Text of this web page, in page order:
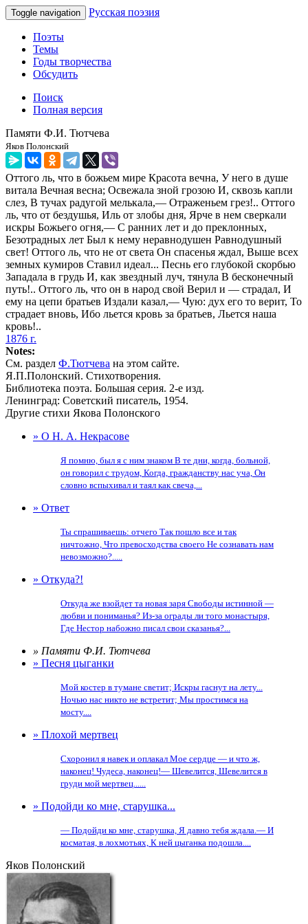
Toggle navigation Русская поэзия
Поэты
Темы
Годы творчества
Обсудить
Поиск
Полная версия
Памяти Ф.И. Тютчева
Яков Полонский
Оттого ль, что в божьем мире Красота вечна, У него в душе
витала Вечная весна; Освежала зной грозою И, сквозь капли
слез, В тучах радугой мелькала,— Отраженьем грез!.. Оттого
ль, что от бездушья, Иль от злобы дня, Ярче в нем сверкали
искры Божьего огня,— С ранних лет и до преклонных,
Безотрадных лет Был к нему неравнодушен Равнодушный
свет! Оттого ль, что не от света Он спасенья ждал, Выше всех
земных кумиров Ставил идеал... Песнь его глубокой скорбью
Западала в грудь И, как звездный луч, тянула В бесконечный
путь!.. Оттого ль, что он в народ свой Верил и — страдал, И
ему на цепи братьев Издали казал,— Чую: дух его то верит, То
страдает вновь, Ибо льется кровь за братьев, Льется наша
кровь!..
1876 г.
Notes:
См. раздел Ф.Тютчева на этом сайте.
Я.П.Полонский. Стихотворения.
Библиотека поэта. Большая серия. 2-е изд.
Ленинград: Советский писатель, 1954.
Другие стихи Якова Полонского
» О Н. А. Некрасове
Я помню, был я с ним знаком В те дни, когда, больной,
он говорил с трудом, Когда, гражданству нас уча, Он
словно вспыхивал и таял как свеча,...
» Ответ
Ты спрашиваешь: отчего Так пошло все и так
ничтожно, Что превосходства своего Не сознавать нам
невозможно?.....
» Откуда?!
Откуда же взойдет та новая заря Свободы истинной —
любви и пониманья? Из-за ограды ли того монастыря,
Где Нестор набожно писал свои сказанья?...
» Памяти Ф.И. Тютчева
» Песня цыганки
Мой костер в тумане светит; Искры гаснут на лету...
Ночью нас никто не встретит; Мы простимся на
мосту....
» Плохой мертвец
Схоронил я навек и оплакал Мое сердце — и что ж,
наконец! Чудеса, наконец!— Шевелится, Шевелится в
груди мой мертвец......
» Подойди ко мне, старушка...
— Подойди ко мне, старушка, Я давно тебя ждала.— И
косматая, в лохмотьях, К ней цыганка подошла....
Яков Полонский